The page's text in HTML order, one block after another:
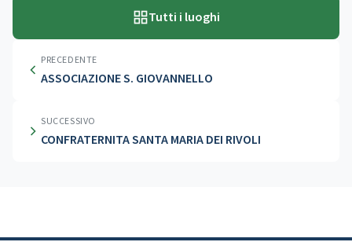
PRECEDENTE
ASSOCIAZIONE S. GIOVANNELLO
Tutti i luoghi
SUCCESSIVO
CONFRATERNITA SANTA MARIA DEI RIVOLI